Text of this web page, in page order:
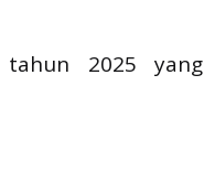
2025 yang